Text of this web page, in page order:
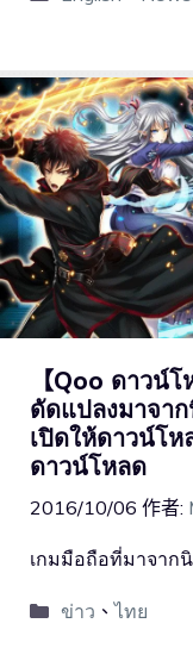
【Qoo ดาวน์
ดัดแปลงมาจาก
เปิดให้ดาวน์โ
ดาวน์โหลด
2016/10/06 作者:
เกมมือถือที่มาจาก
ข่าว 、ไทย